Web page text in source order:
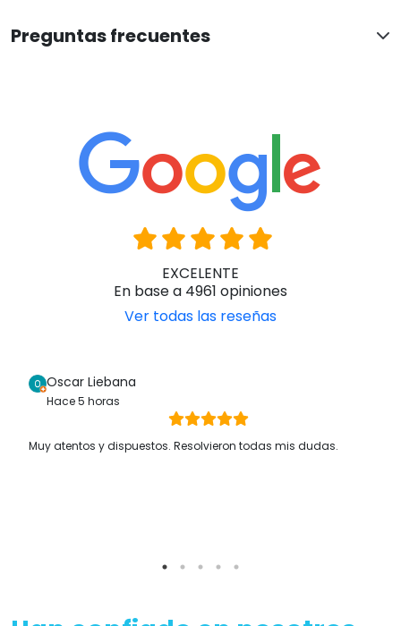
Preguntas frecuentes
EXCELENTE
En base a 4961 opiniones
Ver todas las reseñas
Oscar Liebana
Hace 5 horas
Muy atentos y dispuestos. Resolvieron todas mis dudas.